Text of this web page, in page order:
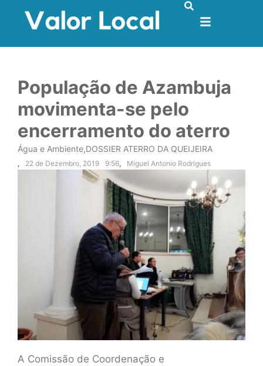
População de Azambuja
movimenta-se pelo
encerramento do aterro
Água e Ambiente,DOSSIER ATERRO DA QUEIJEIRA
, 22 de Dezembro, 2019 9:56, Miguel Antonio Rodrigues
A Comissão de Coordenação e